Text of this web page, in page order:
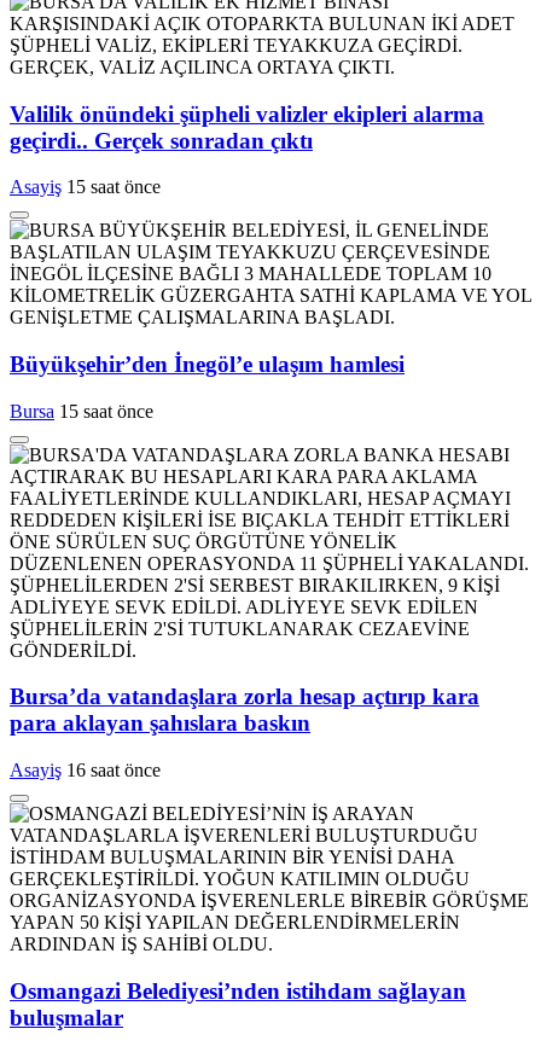
Valilik önündeki şüpheli valizler ekipleri alarma
geçirdi.. Gerçek sonradan çıktı
Asayiş 15 saat önce
Büyükşehir’den İnegöl’e ulaşım hamlesi
Bursa 15 saat önce
Bursa’da vatandaşlara zorla hesap açtırıp kara
para aklayan şahıslara baskın
Asayiş 16 saat önce
Osmangazi Belediyesi’nden istihdam sağlayan
buluşmalar